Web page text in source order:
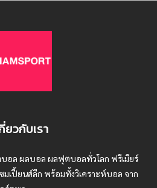
ยวกับเรา
อล ผลบอล ผลฟุตบอลทั่วโลก ฟรีเมียร์
เปี้ยนส์ลีก พร้อมทั้งวิเคราะห์บอล จาก